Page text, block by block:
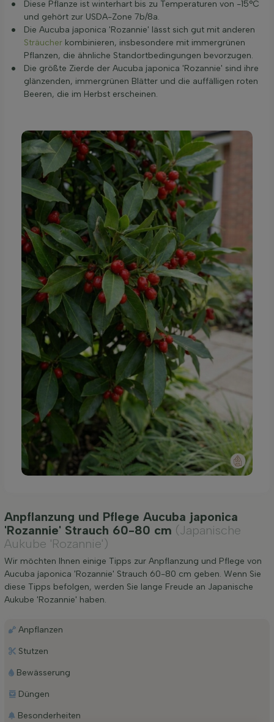
Diese Pflanze ist winterhart bis zu Temperaturen von -15°C
und gehört zur USDA-Zone 7b/8a.
Die Aucuba japonica 'Rozannie' lässt sich gut mit anderen
Sträucher kombinieren, insbesondere mit immergrünen
Pflanzen, die ähnliche Standortbedingungen bevorzugen.
Die größte Zierde der Aucuba japonica 'Rozannie' sind ihre
glänzenden, immergrünen Blätter und die auffälligen roten
Beeren, die im Herbst erscheinen.
Anpflanzung und Pflege Aucuba japonica
'Rozannie' Strauch 60-80 cm (Japanische
Aukube 'Rozannie')
Wir möchten Ihnen einige Tipps zur Anpflanzung und Pflege von
Aucuba japonica 'Rozannie' Strauch 60-80 cm geben. Wenn Sie
diese Tipps befolgen, werden Sie lange Freude an Japanische
Aukube 'Rozannie' haben.
Anpflanzen
Stutzen
Bewässerung
Düngen
Besonderheiten